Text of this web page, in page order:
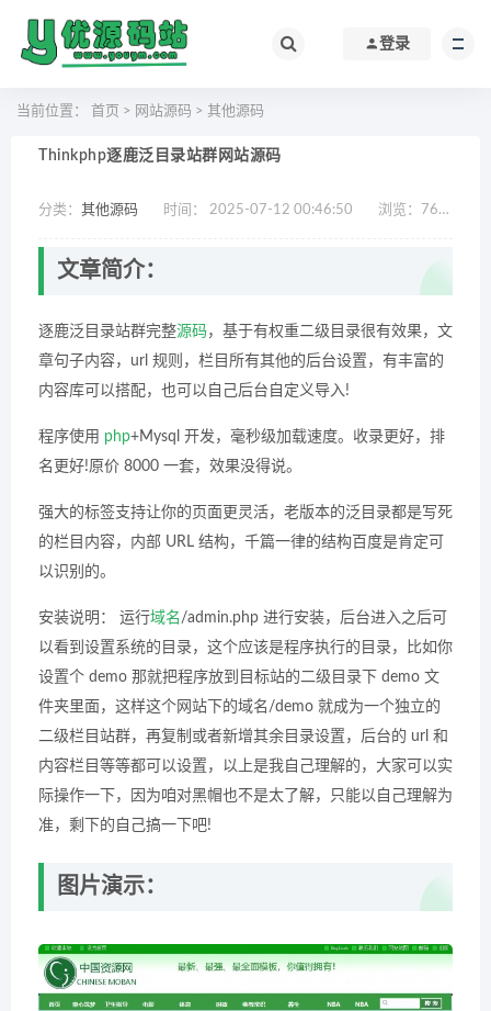
登录
当前位置： 首页 > 网站源码 > 其他源码
Thinkphp逐鹿泛目录站群网站源码
分类： 其他源码 时间： 2025-07-12 00:46:50 浏览： 761
文章简介：
逐鹿泛目录站群完整源码，基于有权重二级目录很有效果，文
章句子内容，url 规则，栏目所有其他的后台设置，有丰富的
内容库可以搭配，也可以自己后台自定义导入!
程序使用 php+Mysql 开发，毫秒级加载速度。收录更好，排
名更好!原价 8000 一套，效果没得说。
强大的标签支持让你的页面更灵活，老版本的泛目录都是写死
的栏目内容，内部 URL 结构，千篇一律的结构百度是肯定可
以识别的。
安装说明： 运行域名 /admin.php 进行安装，后台进入之后可
以看到设置系统的目录，这个应该是程序执行的目录，比如你
设置个 demo 那就把程序放到目标站的二级目录下 demo 文
件夹里面，这样这个网站下的域名/demo 就成为一个独立的
二级栏目站群，再复制或者新增其余目录设置，后台的 url 和
内容栏目等等都可以设置，以上是我自己理解的，大家可以实
际操作一下，因为咱对黑帽也不是太了解，只能以自己理解为
准，剩下的自己搞一下吧!
图片演示：